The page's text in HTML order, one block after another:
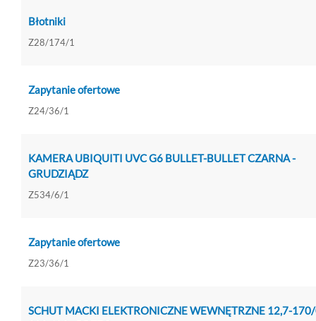
Błotniki
Z28/174/1
Zapytanie ofertowe
Z24/36/1
KAMERA UBIQUITI UVC G6 BULLET-BULLET CZARNA -
GRUDZIĄDZ
Z534/6/1
Zapytanie ofertowe
Z23/36/1
SCHUT MACKI ELEKTRONICZNE WEWNĘTRZNE 12,7-